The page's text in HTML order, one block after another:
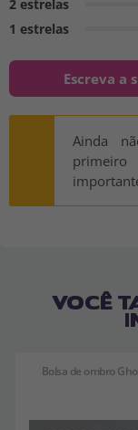
2 estrelas
1 estrelas
Escreva a
Ainda
VOCÊ
Bolsa de ombro